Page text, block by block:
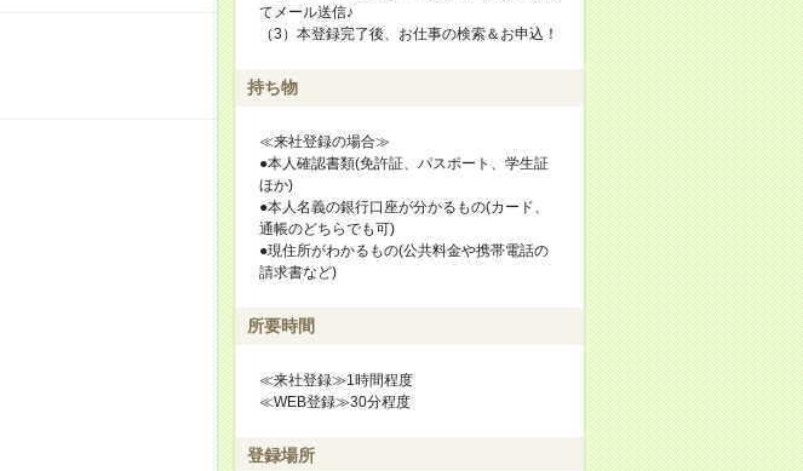
てメール送信♪
（3）本登録完了後、お仕事の検索＆お申込！
持ち物
≪来社登録の場合≫
●本人確認書類(免許証、パスポート、学生証
ほか)
●本人名義の銀行口座が分かるもの(カード、
通帳のどちらでも可)
●現住所がわかるもの(公共料金や携帯電話の
請求書など)
所要時間
≪来社登録≫1時間程度
≪WEB登録≫30分程度
登録場所